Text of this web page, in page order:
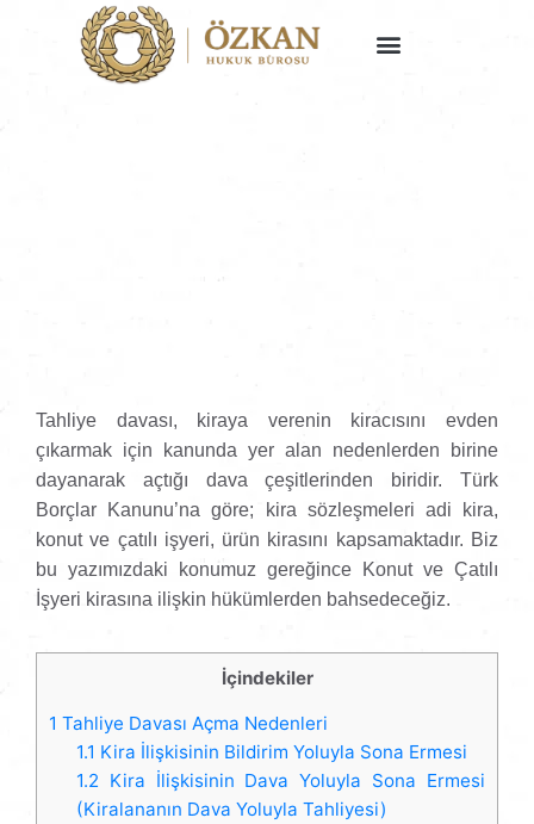
Tahliye davası, kiraya verenin kiracısını evden
çıkarmak için kanunda yer alan nedenlerden birine
dayanarak açtığı dava çeşitlerinden biridir. Türk
Borçlar Kanunu’na göre; kira sözleşmeleri adi kira,
konut ve çatılı işyeri, ürün kirasını kapsamaktadır. Biz
bu yazımızdaki konumuz gereğince Konut ve Çatılı
İşyeri kirasına ilişkin hükümlerden bahsedeceğiz.
İçindekiler
1 Tahliye Davası Açma Nedenleri
1.1 Kira İlişkisinin Bildirim Yoluyla Sona Ermesi
1.2 Kira İlişkisinin Dava Yoluyla Sona Ermesi
(Kiralananın Dava Yoluyla Tahliyesi)